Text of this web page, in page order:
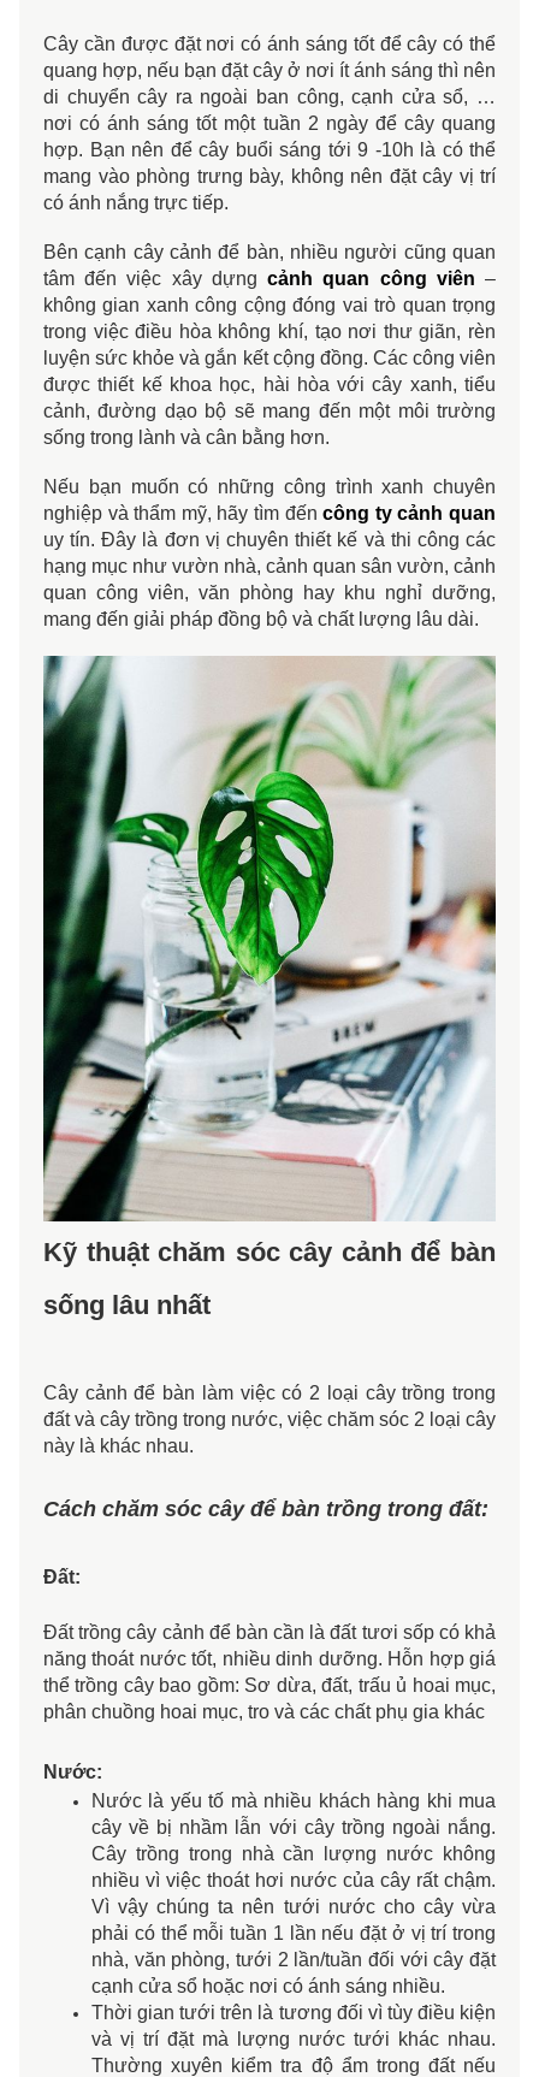
Cây cần được đặt nơi có ánh sáng tốt để cây có thể
quang hợp, nếu bạn đặt cây ở nơi ít ánh sáng thì nên
di chuyển cây ra ngoài ban công, cạnh cửa sổ, …
nơi có ánh sáng tốt một tuần 2 ngày để cây quang
hợp. Bạn nên để cây buổi sáng tới 9 -10h là có thể
mang vào phòng trưng bày, không nên đặt cây vị trí
có ánh nắng trực tiếp.
Bên cạnh cây cảnh để bàn, nhiều người cũng quan
tâm đến việc xây dựngcảnh quan công viên –
không gian xanh công cộng đóng vai trò quan trọng
trong việc điều hòa không khí, tạo nơi thư giãn, rèn
luyện sức khỏe và gắn kết cộng đồng. Các công viên
được thiết kế khoa học, hài hòa với cây xanh, tiểu
cảnh, đường dạo bộ sẽ mang đến một môi trường
sống trong lành và cân bằng hơn.
Nếu bạn muốn có những công trình xanh chuyên
nghiệp và thẩm mỹ, hãy tìm đếncông ty cảnh quan
uy tín. Đây là đơn vị chuyên thiết kế và thi công các
hạng mục như vườn nhà, cảnh quan sân vườn, cảnh
quan công viên, văn phòng hay khu nghỉ dưỡng,
mang đến giải pháp đồng bộ và chất lượng lâu dài.
Kỹ thuật chăm sóc cây cảnh để bàn
sống lâu nhất
Cây cảnh để bàn làm việc có 2 loại cây trồng trong
đất và cây trồng trong nước, việc chăm sóc 2 loại cây
này là khác nhau.
Cách chăm sóc cây để bàn trồng trong đất:
Đất:
Đất trồng cây cảnh để bàn cần là đất tươi sốp có khả
năng thoát nước tốt, nhiều dinh dưỡng. Hỗn hợp giá
thể trồng cây bao gồm: Sơ dừa, đất, trấu ủ hoai mục,
phân chuồng hoai mục, tro và các chất phụ gia khác
Nước:
Nước là yếu tố mà nhiều khách hàng khi mua
cây về bị nhầm lẫn với cây trồng ngoài nắng.
Cây trồng trong nhà cần lượng nước không
nhiều vì việc thoát hơi nước của cây rất chậm.
Vì vậy chúng ta nên tưới nước cho cây vừa
phải có thể mỗi tuần 1 lần nếu đặt ở vị trí trong
nhà, văn phòng, tưới 2 lần/tuần đối với cây đặt
cạnh cửa sổ hoặc nơi có ánh sáng nhiều.
Thời gian tưới trên là tương đối vì tùy điều kiện
và vị trí đặt mà lượng nước tưới khác nhau.
Thường xuyên kiểm tra độ ẩm trong đất nếu